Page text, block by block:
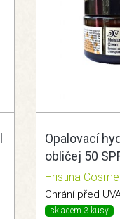
Opalovací
obličej 50
Hristina
Chrání před
skladem 3 kusy